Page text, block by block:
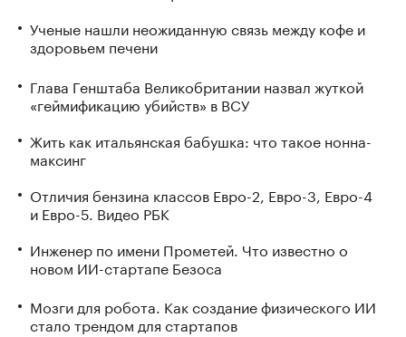
Ученые нашли неожиданную связь между кофе и
здоровьем печени
Глава Генштаба Великобритании назвал жуткой
«геймификацию убийств» в ВСУ
Жить как итальянская бабушка: что такое нонна-
максинг
Отличия бензина классов Евро-2, Евро-3, Евро-4
и Евро-5. Видео РБК
Инженер по имени Прометей. Что известно о
новом ИИ-стартапе Безоса
Мозги для робота. Как создание физического ИИ
стало трендом для стартапов